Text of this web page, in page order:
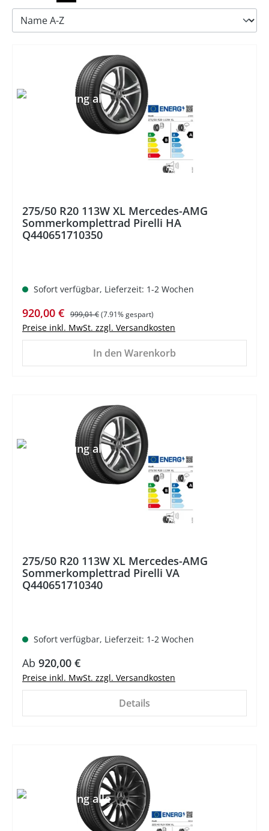
275/50 R20 113W XL Mercedes-AMG
Sommerkomplettrad Pirelli HA
Q440651710350
Sofort verfügbar, Lieferzeit: 1-2 Wochen
Verkaufspreis:
920,00 € Regulärer Preis:
999,01 €(7.91% gespart)
Preise inkl. MwSt. zzgl. Versandkosten
In den Warenkorb
275/50 R20 113W XL Mercedes-AMG
Sommerkomplettrad Pirelli VA
Q440651710340
Sofort verfügbar, Lieferzeit: 1-2 Wochen
Ab 920,00 €
Preise inkl. MwSt. zzgl. Versandkosten
Details